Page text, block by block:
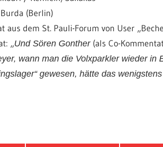
(Berlin)
aus dem St. Pauli-Forum von User
„Und Sören Gonther (als Co-
wann man die Volxparkler wieder in
gewesen, hätte das